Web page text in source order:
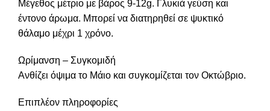
Μέγεθος μέτριο με βάρος 9-12g. Γλυκιά γεύση και
έντονο άρωμα. Μπορεί να διατηρηθεί σε ψυκτικό
θάλαμο μέχρι 1 χρόνο.
Ωρίμανση – Συγκομιδή
Ανθίζει όψιμα το Μάιο και συγκομίζεται τον Οκτώβριο.
Επιπλέον πληροφορίες